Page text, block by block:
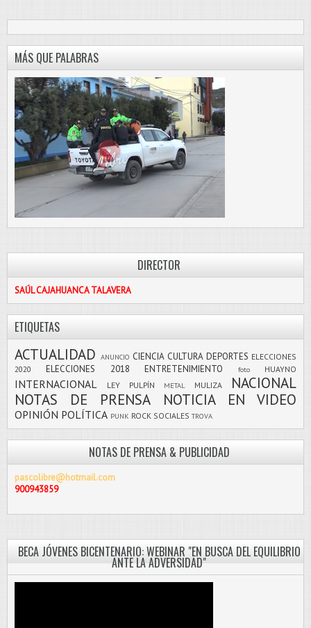
MÁS QUE PALABRAS
DIRECTOR
SAÚL CAJAHUANCA TALAVERA
ETIQUETAS
ACTUALIDAD ANUNCIO CIENCIA CULTURA DEPORTES ELECCIONES
2020
ELECCIONES 2018 ENTRETENIMIENTO foto HUAYNO
INTERNACIONAL LEY PULPÍN METAL MULIZA
NACIONAL
NOTAS DE PRENSA
NOTICIA EN VIDEO
OPINIÓN POLÍTICA PUNK ROCK SOCIALES TROVA
NOTAS DE PRENSA & PUBLICIDAD
pascolibre@hotmail.com
900943859
BECA JÓVENES BICENTENARIO: WEBINAR "EN BUSCA DEL EQUILIBRIO
ANTE LA ADVERSIDAD"